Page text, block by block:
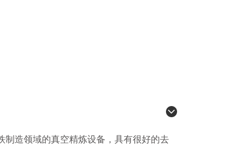
制造领域的真空精炼设备，具有很好的去